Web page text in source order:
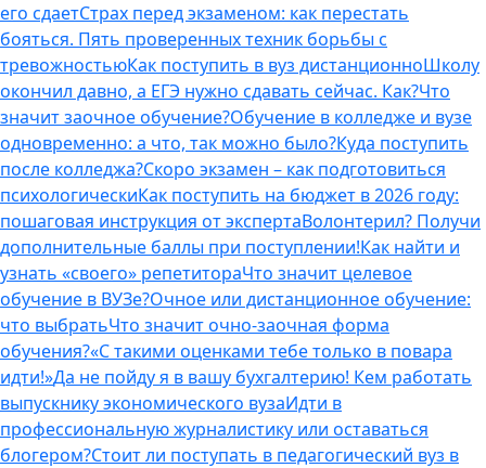
его сдаетСтрах перед экзаменом: как перестать
бояться. Пять проверенных техник борьбы с
тревожностьюКак поступить в вуз дистанционноШколу
окончил давно, а ЕГЭ нужно сдавать сейчас. Как?Что
значит заочное обучение?Обучение в колледже и вузе
одновременно: а что, так можно было?Куда поступить
после колледжа?Скоро экзамен – как подготовиться
психологическиКак поступить на бюджет в 2026 году:
пошаговая инструкция от экспертаВолонтерил? Получи
дополнительные баллы при поступлении!Как найти и
узнать «своего» репетитораЧто значит целевое
обучение в ВУЗе?Очное или дистанционное обучение:
что выбратьЧто значит очно-заочная форма
обучения?«С такими оценками тебе только в повара
идти!»Да не пойду я в вашу бухгалтерию! Кем работать
выпускнику экономического вузаИдти в
профессиональную журналистику или оставаться
блогером?Стоит ли поступать в педагогический вуз в